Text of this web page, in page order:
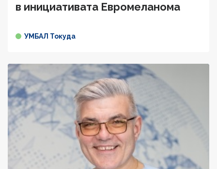
в инициативата Евромеланома
УМБАЛ Токуда